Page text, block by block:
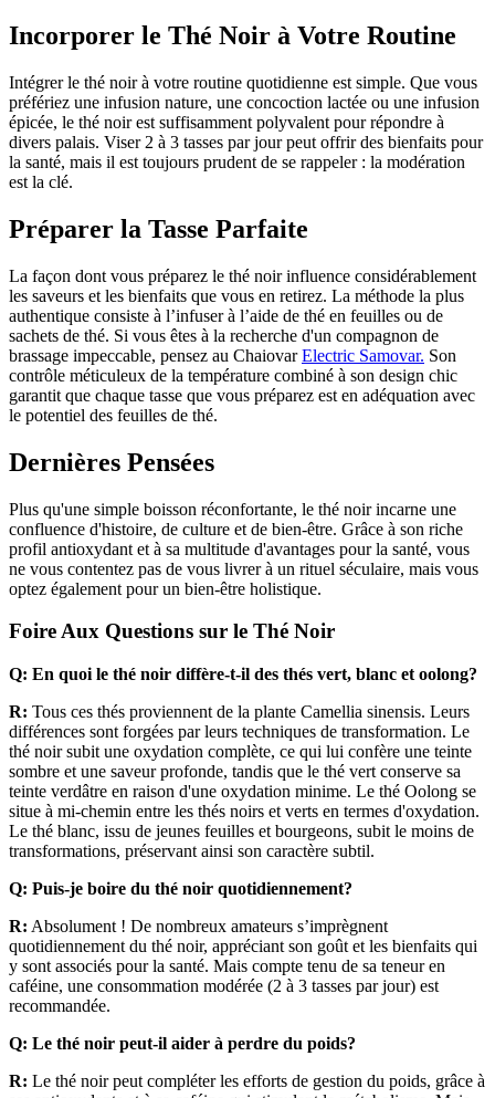
Incorporer le Thé Noir à Votre Routine
Intégrer le thé noir à votre routine quotidienne est simple. Que vous
préfériez une infusion nature, une concoction lactée ou une infusion
épicée, le thé noir est suffisamment polyvalent pour répondre à
divers palais. Viser 2 à 3 tasses par jour peut offrir des bienfaits pour
la santé, mais il est toujours prudent de se rappeler : la modération
est la clé.
Préparer la Tasse Parfaite
La façon dont vous préparez le thé noir influence considérablement
les saveurs et les bienfaits que vous en retirez. La méthode la plus
authentique consiste à l’infuser à l’aide de thé en feuilles ou de
sachets de thé. Si vous êtes à la recherche d'un compagnon de
brassage impeccable, pensez au ChaiovarElectric Samovar. Son
contrôle méticuleux de la température combiné à son design chic
garantit que chaque tasse que vous préparez est en adéquation avec
le potentiel des feuilles de thé.
Dernières Pensées
Plus qu'une simple boisson réconfortante, le thé noir incarne une
confluence d'histoire, de culture et de bien-être. Grâce à son riche
profil antioxydant et à sa multitude d'avantages pour la santé, vous
ne vous contentez pas de vous livrer à un rituel séculaire, mais vous
optez également pour un bien-être holistique.
Foire Aux Questions sur le Thé Noir
Q: En quoi le thé noir diffère-t-il des thés vert, blanc et oolong?
R: Tous ces thés proviennent de la plante Camellia sinensis. Leurs
différences sont forgées par leurs techniques de transformation. Le
thé noir subit une oxydation complète, ce qui lui confère une teinte
sombre et une saveur profonde, tandis que le thé vert conserve sa
teinte verdâtre en raison d'une oxydation minime. Le thé Oolong se
situe à mi-chemin entre les thés noirs et verts en termes d'oxydation.
Le thé blanc, issu de jeunes feuilles et bourgeons, subit le moins de
transformations, préservant ainsi son caractère subtil.
Q: Puis-je boire du thé noir quotidiennement?
R: Absolument ! De nombreux amateurs s’imprègnent
quotidiennement du thé noir, appréciant son goût et les bienfaits qui
y sont associés pour la santé. Mais compte tenu de sa teneur en
caféine, une consommation modérée (2 à 3 tasses par jour) est
recommandée.
Q: Le thé noir peut-il aider à perdre du poids?
R: Le thé noir peut compléter les efforts de gestion du poids, grâce à